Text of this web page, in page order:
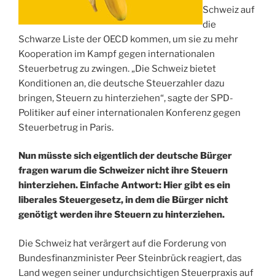
Schweiz auf
die
Schwarze Liste der OECD kommen, um sie zu mehr
Kooperation im Kampf gegen internationalen
Steuerbetrug zu zwingen. „Die Schweiz bietet
Konditionen an, die deutsche Steuerzahler dazu
bringen, Steuern zu hinterziehen“, sagte der SPD-
Politiker auf einer internationalen Konferenz gegen
Steuerbetrug in Paris.
Nun müsste sich eigentlich der deutsche Bürger
fragen warum die Schweizer nicht ihre Steuern
hinterziehen. Einfache Antwort: Hier gibt es ein
liberales Steuergesetz, in dem die Bürger nicht
genötigt werden ihre Steuern zu hinterziehen.
Die Schweiz hat verärgert auf die Forderung von
Bundesfinanzminister Peer Steinbrück reagiert, das
Land wegen seiner undurchsichtigen Steuerpraxis auf